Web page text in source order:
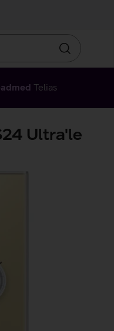
Otsin
Telias
Ultra'le